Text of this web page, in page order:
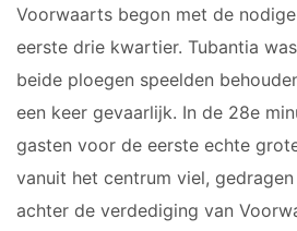
JO9-3
JO9-4JM
JO9-5
JO10-1
JO10-2 JM
Voorwaarts begon met de
eerste drie kwartier. Tubantia
beide ploegen speelden
een keer gevaarlijk. In de 28e
gasten voor de eerste echte
vanuit het centrum viel,
achter de verdediging van